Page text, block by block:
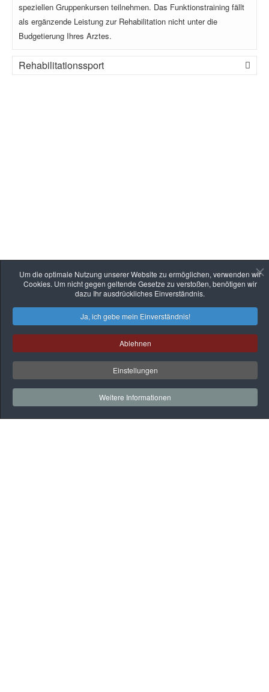
Um die optimale Nutzung unserer Website zu ermöglichen, verwenden wir
Cookies. Um nicht gegen geltende Gesetze zu verstoßen, benötigen wir
dazu Ihr ausdrückliches Einverständnis.
Ja, ich gebe mein Einverständnis!
Ablehnen
Einstellungen
Weitere Informationen
speziellen Gruppenkursen teilnehmen. Das Funktionstraining fällt
als ergänzende Leistung zur Rehabilitation nicht unter die
Budgetierung Ihres Arztes.
Rehabilitationssport